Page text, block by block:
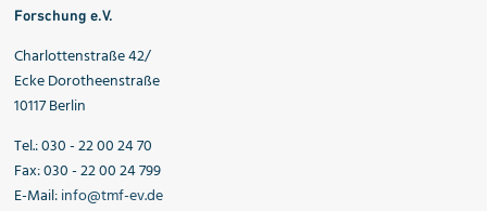
Forschung e.V.
Charlottenstraße 42/
Ecke Dorotheenstraße
10117 Berlin
Tel.: 030 - 22 00 24 70
Fax: 030 - 22 00 24 799
E-Mail:info@tmf-ev.de